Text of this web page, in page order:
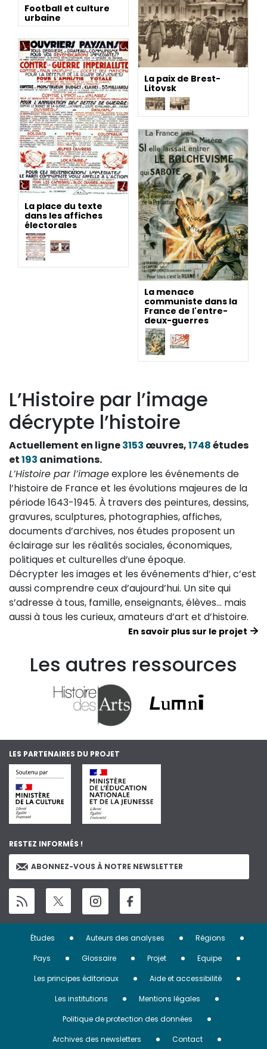
Football et culture
urbaine
La paix de Brest-
Litovsk
La place du texte
dans les affiches
électorales
La menace
communiste dans la
France de l'entre-
deux-guerres
L’Histoire par l’image
décrypte l’histoire
Actuellement en ligne3153 œuvres,1748études
et193 animations.
L’Histoire par l’imageexplore les événements de
l’histoire de France et les évolutions majeures de la
période 1643-1945. À travers des peintures, dessins,
gravures, sculptures, photographies, affiches,
documents d’archives, nos études proposent un
éclairage sur les réalités sociales, économiques,
politiques et culturelles d’une époque.
Décrypter les images et les événements d’hier, c’est
aussi comprendre ceux d’aujourd’hui. Un site qui
s’adresse à tous, famille, enseignants, élèves… mais
aussi à tous les curieux, amateurs d’art et d’histoire.
En savoir plus sur le projet
Les autres ressources
LES PARTENAIRES DU PROJET
RESTEZ INFORMÉS !
ABONNEZ-VOUS À NOTRE NEWSLETTER
Menu
Pied
page
Études Auteurs des analyses
Régions
Pays
Glossaire Projet
Equipe
Les principes éditoriaux
Aide et accessibilité
Les institutions
Mentions légales
Politique de protection des données
Archives des newsletters
Contact